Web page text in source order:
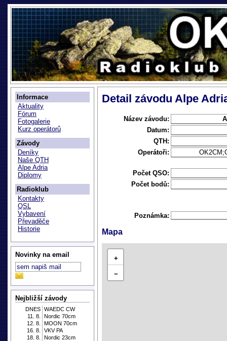
Informace
Aktuality
Fórum
Fotogalerie
Kurz operátorů
Závody
Deníky
Naše QTH
Alpe Adria
Diplomy
Radioklub
Kontakty
QSL
Vybavení
Převaděče
Historie
Novinky na email
Nejbližší závody
DNES WAEDC CW
11. 8.
Nordic 70cm
12. 8.
MOON 70cm
16. 8.
VKV PA
18. 8.
Nordic 23cm
Detail závodu Alpe
Název závodu:
Datum:
QTH:
Operátoři:
Počet QSO:
Počet bodů:
Poznámka:
Mapa
+
−